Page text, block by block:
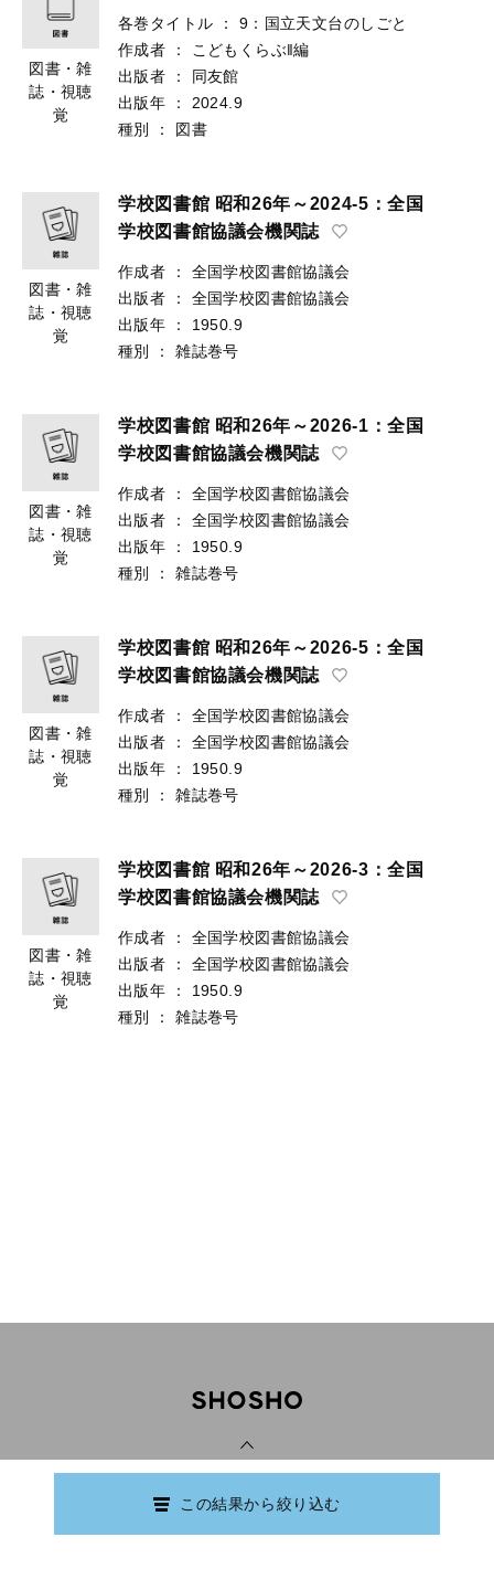
図書・雑
誌・視聴
覚
各巻タイトル ：
9：国立天文台のしごと
作成者
：
こどもくらぶ‖編
出版者
：
同友館
出版年
：
2024.9
種別
： 図書
図書・雑
誌・視聴
覚
学校図書館 昭和26年～2024-5：全国
学校図書館協議会機関誌
作成者 ：
全国学校図書館協議会
出版者
：
全国学校図書館協議会
出版年
：
1950.9
種別
： 雑誌巻号
図書・雑
誌・視聴
覚
学校図書館 昭和26年～2026-1：全国
学校図書館協議会機関誌
作成者 ：
全国学校図書館協議会
出版者
：
全国学校図書館協議会
出版年
：
1950.9
種別
： 雑誌巻号
図書・雑
誌・視聴
覚
学校図書館 昭和26年～2026-5：全国
学校図書館協議会機関誌
作成者 ：
全国学校図書館協議会
出版者
：
全国学校図書館協議会
出版年
：
1950.9
種別
： 雑誌巻号
図書・雑
誌・視聴
覚
学校図書館 昭和26年～2026-3：全国
学校図書館協議会機関誌
作成者 ：
全国学校図書館協議会
出版者
：
全国学校図書館協議会
出版年
：
1950.9
種別
： 雑誌巻号
この結果から絞り込む
Copyright © Ishikawa Prefectural Library.